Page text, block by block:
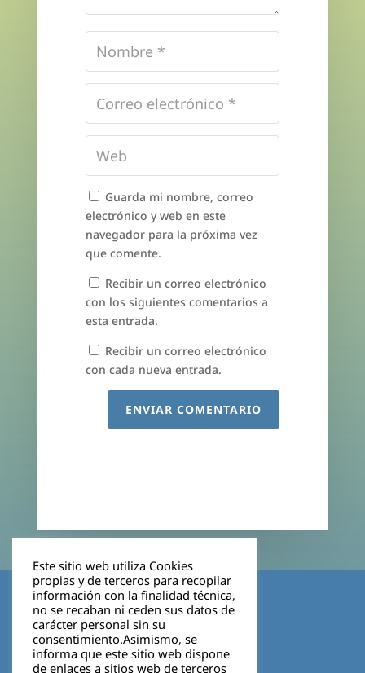
Guarda mi nombre, correo
electrónico y web en este
navegador para la próxima vez
que comente.
Recibir un correo electrónico
con los siguientes comentarios a
esta entrada.
Recibir un correo electrónico
con cada nueva entrada.
ENVIAR COMENTARIO
Aviso legal
Política de privacidad
Cookies
Este sitio web utiliza Cookies
propias y de terceros para recopilar
información con la finalidad técnica,
no se recaban ni ceden sus datos de
carácter personal sin su
consentimiento.Asimismo, se
informa que este sitio web dispone
de enlaces a sitios web de terceros